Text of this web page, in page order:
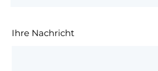
Ihre Nachricht